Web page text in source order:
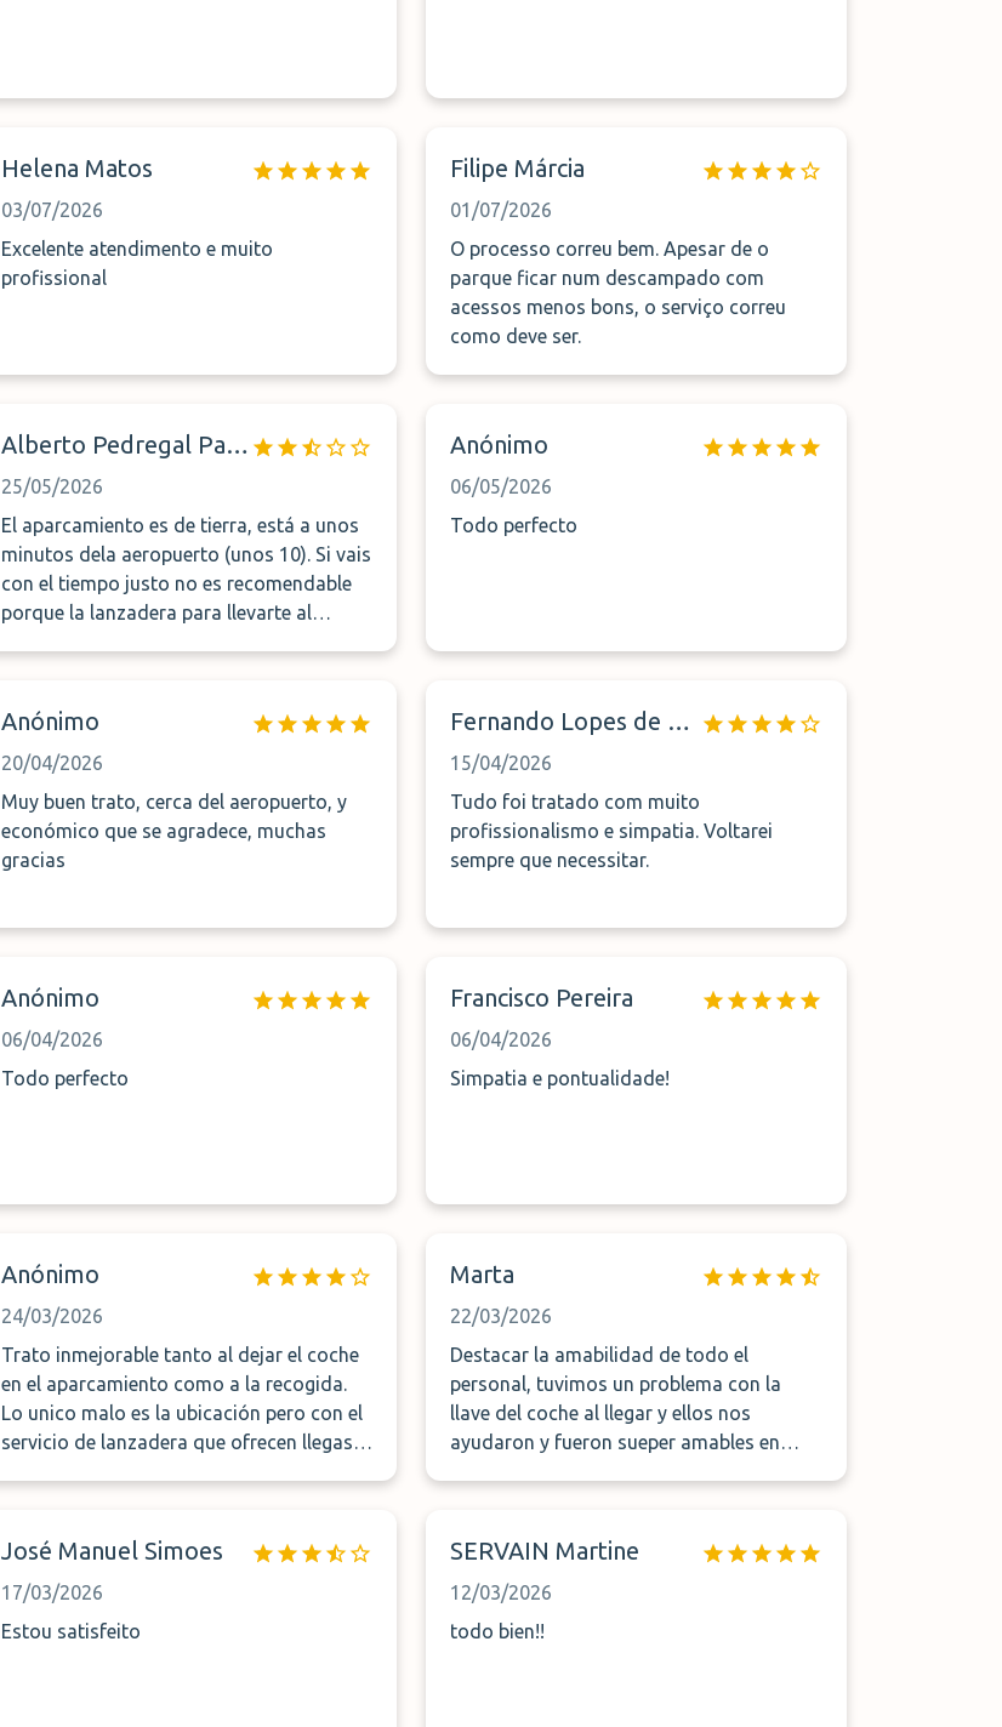
Helena Matos
03/07/2026
Excelente atendimento e muito
profissional
Filipe Márcia
01/07/2026
O processo correu bem. Apesar de o
parque ficar num descampado com
acessos menos bons, o serviço correu
como deve ser.
Alberto Pedregal Pajuelo
25/05/2026
El aparcamiento es de tierra, está a unos
minutos dela aeropuerto (unos 10). Si vais
con el tiempo justo no es recomendable
porque la lanzadera para llevarte al
vuelos la lanzadera estaba esperándonos
con otros pasajeros. Muy amable el
Anónimo
06/05/2026
Todo perfecto
Anónimo
20/04/2026
Muy buen trato, cerca del aeropuerto, y
económico que se agradece, muchas
gracias
Fernando Lopes de Sousa
15/04/2026
Tudo foi tratado com muito
profissionalismo e simpatia. Voltarei
sempre que necessitar.
Anónimo
06/04/2026
Todo perfecto
Francisco Pereira
06/04/2026
Simpatia e pontualidade!
Anónimo
24/03/2026
Trato inmejorable tanto al dejar el coche
en el aparcamiento como a la recogida.
Lo unico malo es la ubicación pero con el
servicio de lanzadera que ofrecen llegas
Marta
22/03/2026
Destacar la amabilidad de todo el
personal, tuvimos un problema con la
llave del coche al llegar y ellos nos
ayudaron y fueron sueper amables en
José Manuel Simoes
17/03/2026
Estou satisfeito
SERVAIN Martine
12/03/2026
todo bien!!